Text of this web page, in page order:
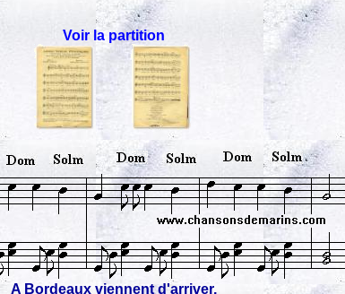
Voir la partition
A Bordeaux viennent d'arriver,